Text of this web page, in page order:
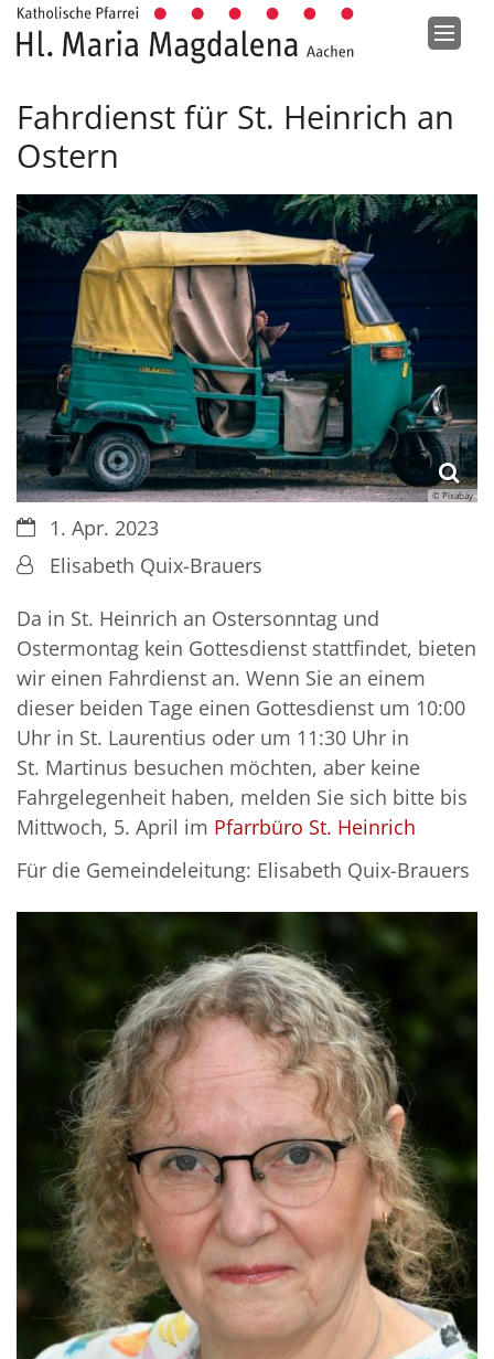
Zum Inhalt springen
Fahrdienst für St. Heinrich an
Ostern
© Pixabay
Datum:1. Apr. 2023
Von:Elisabeth Quix-Brauers
Da in St. Heinrich an Ostersonntag und
Ostermontag kein Gottesdienst stattfindet, bieten
wir einen Fahrdienst an. Wenn Sie an einem
dieser beiden Tage einen Gottesdienst um 10:00
Uhr in St. Laurentius oder um 11:30 Uhr in
St. Martinus besuchen möchten, aber keine
Fahrgelegenheit haben, melden Sie sich bitte bis
Mittwoch, 5. April im Pfarrbüro St. Heinrich
Für die Gemeindeleitung: Elisabeth Quix-Brauers